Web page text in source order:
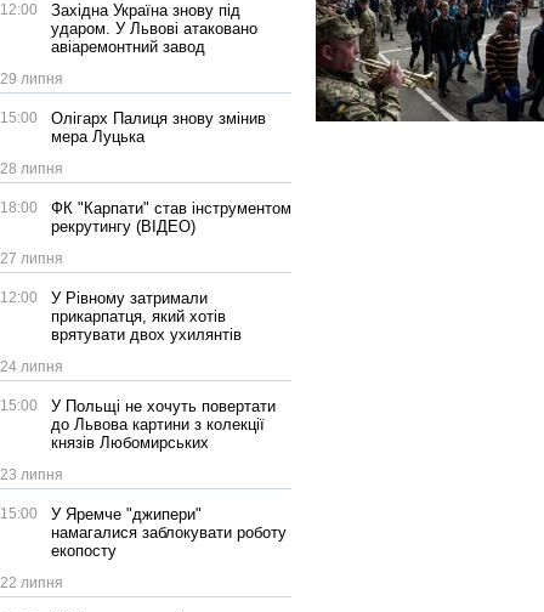
12:00
Західна Україна знову під
ударом. У Львові атаковано
авіаремонтний завод
29 липня
15:00
Олігарх Палиця знову змінив
мера Луцька
28 липня
18:00
ФК "Карпати" став інструментом
рекрутингу (ВІДЕО)
27 липня
12:00
У Рівному затримали
прикарпатця, який хотів
врятувати двох ухилянтів
24 липня
15:00
У Польщі не хочуть повертати
до Львова картини з колекції
князів Любомирських
23 липня
15:00
У Яремче "джипери"
намагалися заблокувати роботу
екопосту
22 липня